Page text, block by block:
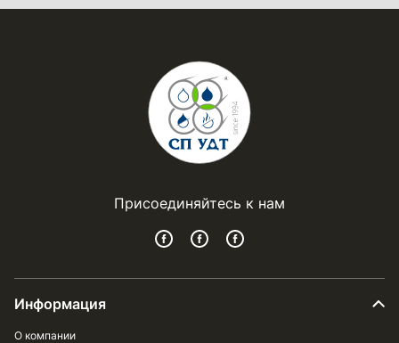
Присоединяйтесь к нам
Информация
О компании